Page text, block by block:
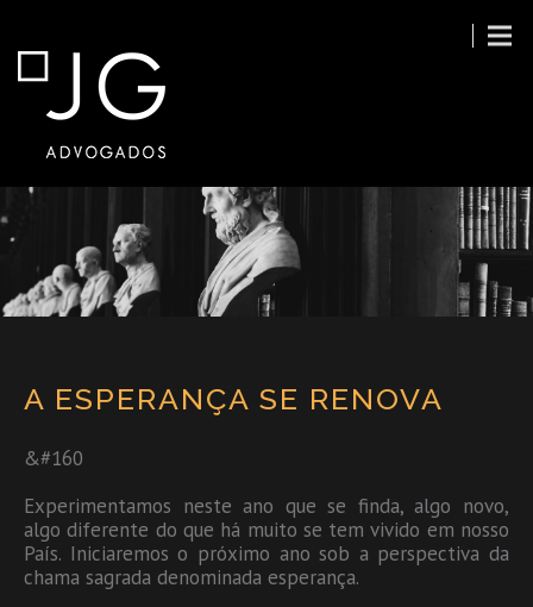
A ESPERANÇA SE RENOVA
&#160
Experimentamos neste ano que se finda, algo novo,
algo diferente do que há muito se tem vivido em nosso
País. Iniciaremos o próximo ano sob a perspectiva da
chama sagrada denominada esperança.